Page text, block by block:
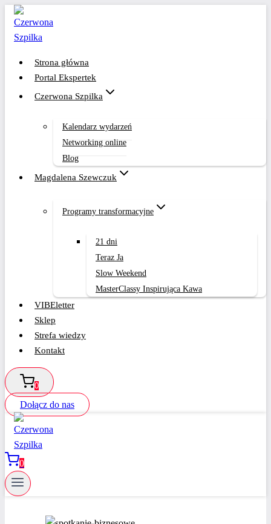
Przejdź
treści
Strona główna
Portal Ekspertek
Czerwona Szpilka
Kalendarz wydarzeń
Networking online
Blog
Magdalena Szewczuk
Programy transformacyjne
21 dni
Teraz Ja
Slow Weekend
MasterClassy Inspirująca Kawa
VIBEletter
Sklep
Strefa wiedzy
Kontakt
0
Dołącz do nas
0